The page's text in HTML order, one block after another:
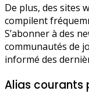
De plus, des sites
compilent
S’abonner à des
communautés de
informé des
Alias courants